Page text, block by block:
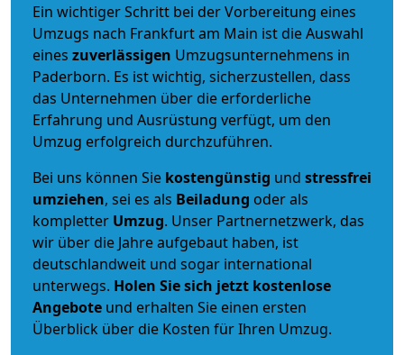
Ein wichtiger Schritt bei der Vorbereitung eines
Umzugs nach Frankfurt am Main ist die Auswahl
eines zuverlässigen Umzugsunternehmens in
Paderborn. Es ist wichtig, sicherzustellen, dass
das Unternehmen über die erforderliche
Erfahrung und Ausrüstung verfügt, um den
Umzug erfolgreich durchzuführen.
Bei uns können Sie kostengünstig und stressfrei
umziehen, sei es als Beiladung oder als
kompletter Umzug. Unser Partnernetzwerk, das
wir über die Jahre aufgebaut haben, ist
deutschlandweit und sogar international
unterwegs. Holen Sie sich jetzt kostenlose
Angebote und erhalten Sie einen ersten
Überblick über die Kosten für Ihren Umzug.